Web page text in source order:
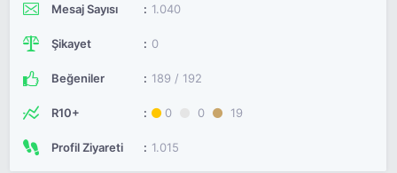
Mesaj Sayısı 1.040
Şikayet 0
Beğeniler 189 / 192
R10+ 0 0 19
Profil Ziyareti 1.015